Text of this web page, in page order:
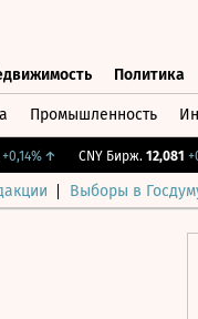
Политика
Промышленность
↑ CNY Бирж. 12,081
Выборы в